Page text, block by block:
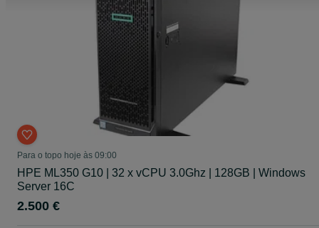
Para o topo hoje às 09:00
HPE ML350 G10 | 32 x vCPU 3.0Ghz | 128GB | Windows
Server 16C
2.500 €